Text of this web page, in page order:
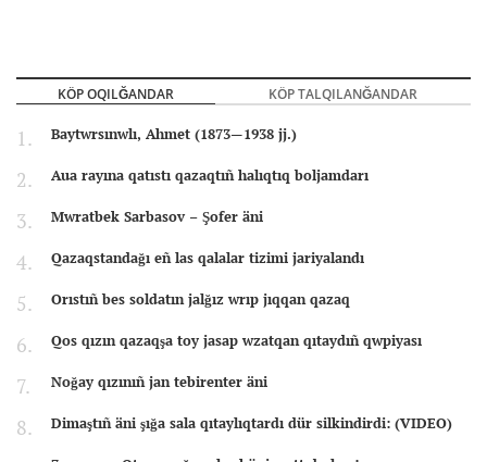
KÖP OQILĞANDAR KÖP TALQILANĞANDAR
Baytwrsınwlı, Ahmet (1873—1938 jj.)
Aua rayına qatıstı qazaqtıñ halıqtıq boljamdarı
Mwratbek Sarbasov – Şofer äni
Qazaqstandağı eñ las qalalar tizimi jariyalandı
Orıstıñ bes soldatın jalğız wrıp jıqqan qazaq
Qos qızın qazaqşa toy jasap wzatqan qıtaydıñ qwpiyası
Noğay qızınıñ jan tebirenter äni
Dimaştıñ äni şığa sala qıtaylıqtardı dür silkindirdi: (VIDEO)